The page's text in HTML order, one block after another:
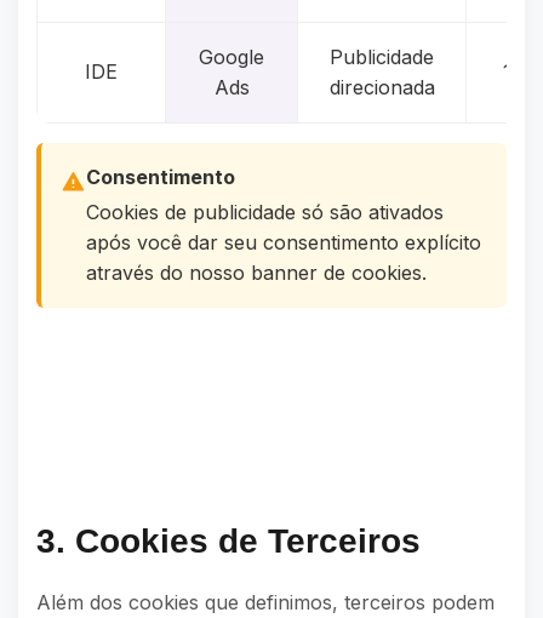
IDE
Google
Ads
Publicidade
direcionada
1
Consentimento
Cookies de publicidade só são ativados
após você dar seu consentimento explícito
através do nosso banner de cookies.
3. Cookies de Terceiros
Além dos cookies que definimos, terceiros podem